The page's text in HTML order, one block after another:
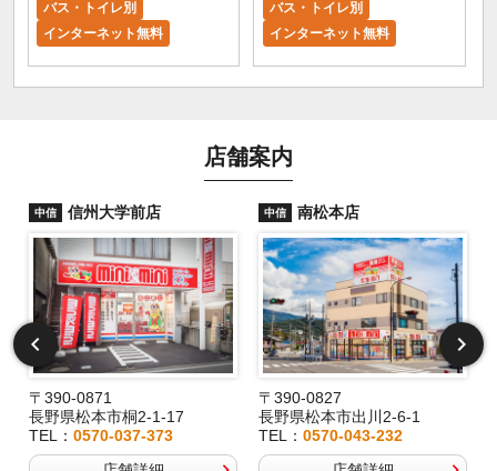
バス・トイレ別
インターネット無料
バス・トイレ別
インターネット無料
店舗案内
中信 信州大学前店
〒390-0871
長野県松本市桐2-1-17
TEL：0570-037-373
中信 南松本店
〒390-0827
長野県松本市出川2-6-1
TEL：0570-043-232